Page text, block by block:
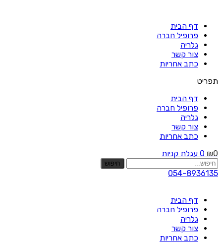
contentדף הבית
פרופיל חברה
גלריה
צור קשר
כתב אחריות
תפריט
דף הבית
פרופיל חברה
גלריה
צור קשר
כתב אחריות
₪0
0 עגלת קניות
חיפוש
054-8936135
דף הבית
פרופיל חברה
גלריה
צור קשר
כתב אחריות